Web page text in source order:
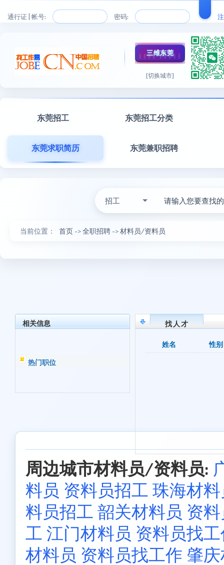
通行证 | 帐号: 密码:
三维东莞
[切换城市]
东莞招工 东莞招工分类
东莞求职简历 东莞兼职招聘
招工
当前位置： 首页 ->全职招聘 ->材料员/资料员
相关信息
热门职位
找人才
姓名 性别
周边城市材料员/资料员:
料员 资料员招工 珠海材
料员招工 韶关材料员 资
工 江门材料员 资料员找
材料员 资料员找工作 肇